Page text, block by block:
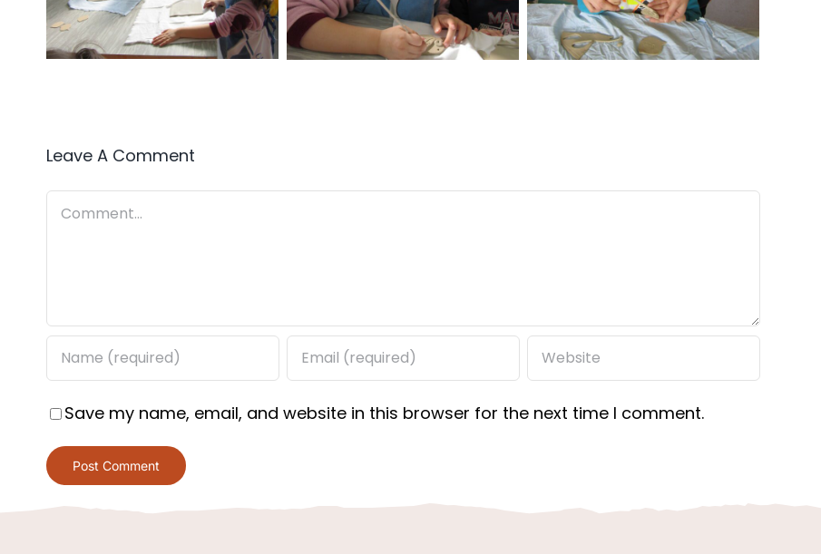
Leave A Comment
Comment
Save my name, email, and website in this browser for the next time I comment.